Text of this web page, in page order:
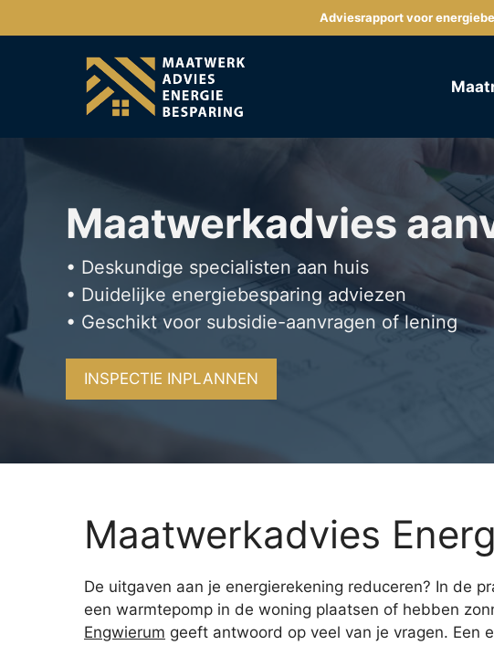
naar
Adviesrapport voor
Maatwerkadvies
• Deskundige specialisten aan huis
• Duidelijke energiebesparing adviezen
• Geschikt voor subsidie-aanvragen of lening
INSPECTIE INPLANNEN
Maatwerkadvies
De uitgaven aan je energierekening reduceren? In de
een warmtepomp in de woning plaatsen of hebben
Engwierum geeft antwoord op veel van je vragen. Een